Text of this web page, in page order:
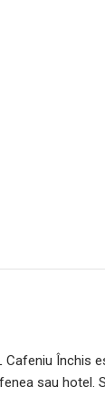
Сafeniu Închis
sau hotel.